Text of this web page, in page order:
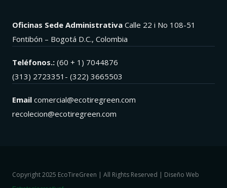
Oficinas Sede Administrativa Calle 22 i No 108-51
Fontibón – Bogotá D.C., Colombia
Teléfonos.: (60 + 1) 7044876
(313) 2723351- (322) 3665503
Email comercial@ecotiregreen.com
recolecion@ecotiregreen.com
Copyright 2025 EcoTireGreen | All Rights Reserved | Diseño Web